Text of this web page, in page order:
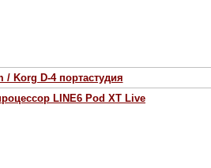
/ Korg D-4 портастудия
LINE6 Pod XT Live